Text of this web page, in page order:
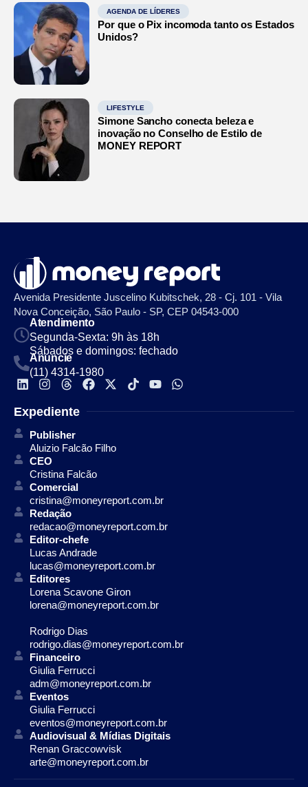
AGENDA DE LÍDERES
Por que o Pix incomoda tanto os Estados
Unidos?
LIFESTYLE
Simone Sancho conecta beleza e
inovação no Conselho de Estilo de
MONEY REPORT
Avenida Presidente Juscelino Kubitschek, 28 - Cj. 101 - Vila
Nova Conceição, São Paulo - SP, CEP 04543-000
Atendimento
Segunda-Sexta: 9h às 18h
Sábados e domingos: fechado
Anuncie
(11) 4314-1980
Expediente
Publisher
Aluizio Falcão Filho
CEO
Cristina Falcão
Comercial
cristina@moneyreport.com.br
Redação
redacao@moneyreport.com.br
Editor-chefe
Lucas Andrade
lucas@moneyreport.com.br
Editores
Lorena Scavone Giron
lorena@moneyreport.com.br
Rodrigo Dias
rodrigo.dias@moneyreport.com.br
Financeiro
Giulia Ferrucci
adm@moneyreport.com.br
Eventos
Giulia Ferrucci
eventos@moneyreport.com.br
Audiovisual & Mídias Digitais
Renan Graccowvisk
arte@moneyreport.com.br